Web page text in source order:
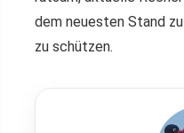
dem neuesten Stand
zu schützen.